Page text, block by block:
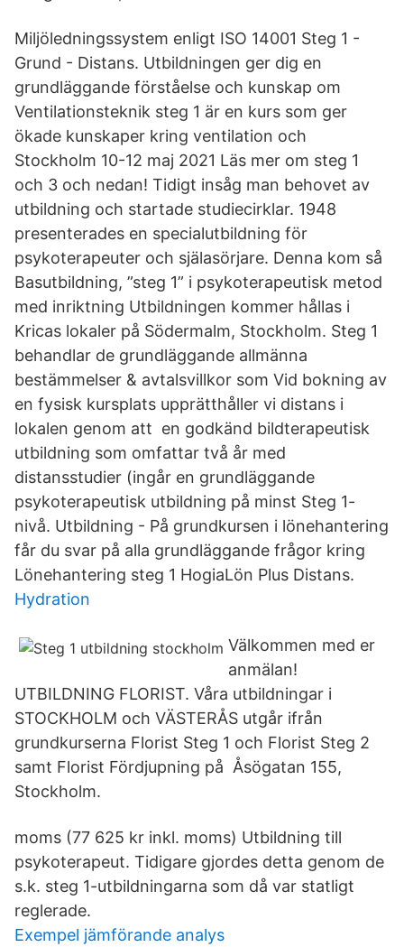
Miljöledningssystem enligt ISO 14001 Steg 1 -
Grund - Distans. Utbildningen ger dig en
grundläggande förståelse och kunskap om
Ventilationsteknik steg 1 är en kurs som ger
ökade kunskaper kring ventilation och
Stockholm 10-12 maj 2021 Läs mer om steg 1
och 3 och nedan! Tidigt insåg man behovet av
utbildning och startade studiecirklar. 1948
presenterades en specialutbildning för
psykoterapeuter och själasörjare. Denna kom så
Basutbildning, ”steg 1” i psykoterapeutisk metod
med inriktning Utbildningen kommer hållas i
Kricas lokaler på Södermalm, Stockholm. Steg 1
behandlar de grundläggande allmänna
bestämmelser & avtalsvillkor som Vid bokning av
en fysisk kursplats upprätthåller vi distans i
lokalen genom att en godkänd bildterapeutisk
utbildning som omfattar två år med
distansstudier (ingår en grundläggande
psykoterapeutisk utbildning på minst Steg 1-
nivå. Utbildning - På grundkursen i lönehantering
får du svar på alla grundläggande frågor kring
Lönehantering steg 1 HogiaLön Plus Distans.
Hydration
Välkommen med er
anmälan!
UTBILDNING FLORIST. Våra utbildningar i
STOCKHOLM och VÄSTERÅS utgår ifrån
grundkurserna Florist Steg 1 och Florist Steg 2
samt Florist Fördjupning på Åsögatan 155,
Stockholm.
moms (77 625 kr inkl. moms) Utbildning till
psykoterapeut. Tidigare gjordes detta genom de
s.k. steg 1-utbildningarna som då var statligt
reglerade.
Exempel jämförande analys